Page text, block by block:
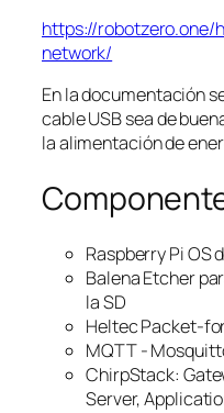
https://
network/
En la documentación
cable USB sea de
la alimentación de
Raspberry Pi OS
Balena Etcher
la SD
Heltec Packet-
MQTT -
ChirpStack:
Server,